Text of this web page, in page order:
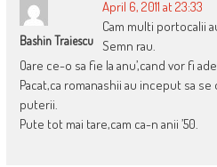
Bashin Traiescu
April 6, 2011 at 23:33
Cam multi portocalii
Semn rau.
Oare ce-o sa fie la anu’,cand vor fi
Pacat,ca romanashii au inceput sa
puterii.
Pute tot mai tare,cam ca-n anii ’50.